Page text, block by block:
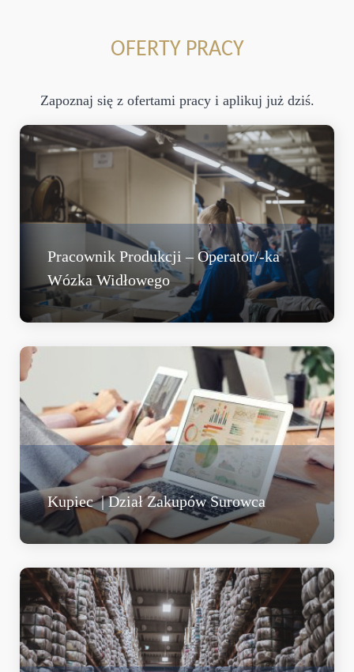
OFERTY PRACY
Zapoznaj się z ofertami pracy i aplikuj już dziś.
Pracownik Produkcji – Operator/-ka
Wózka Widłowego
Kupiec | Dział Zakupów Surowca